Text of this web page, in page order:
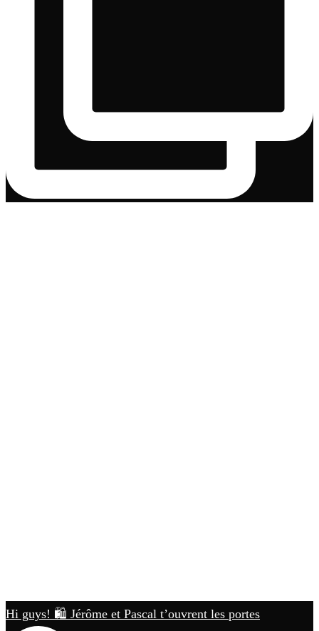
Hi guys! 🛍️ Jérôme et Pascal t’ouvrent les portes